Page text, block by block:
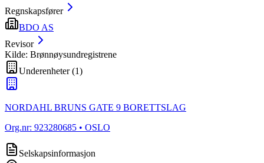
Regnskapsfører
BDO AS
Revisor
Kilde: Brønnøysundregistrene
Underenheter(1)
NORDAHL BRUNS GATE 9 BORETTSLAG
Org.nr: 923280685 • OSLO
Selskapsinformasjon